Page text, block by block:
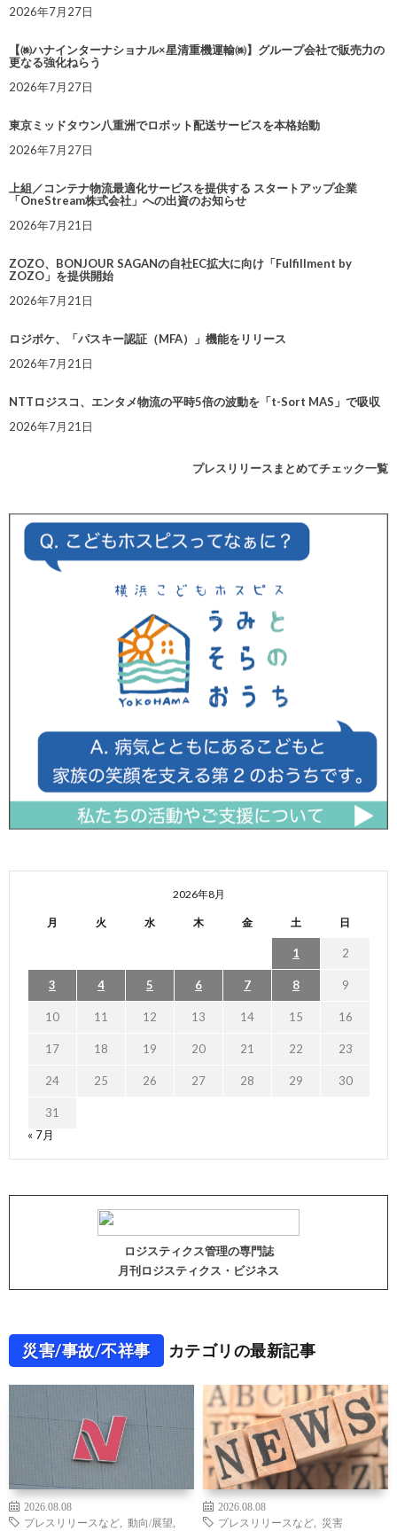
2026年7月27日
【㈱ハナインターナショナル×星清重機運輸㈱】グループ会社で販売力の
更なる強化ねらう
2026年7月27日
東京ミッドタウン八重洲でロボット配送サービスを本格始動
2026年7月27日
上組／コンテナ物流最適化サービスを提供する スタートアップ企業
「OneStream株式会社」への出資のお知らせ
2026年7月21日
ZOZO、BONJOUR SAGANの自社EC拡大に向け「Fulfillment by
ZOZO」を提供開始
2026年7月21日
ロジポケ、「パスキー認証（MFA）」機能をリリース
2026年7月21日
NTTロジスコ、エンタメ物流の平時5倍の波動を「t-Sort MAS」で吸収
2026年7月21日
プレスリリースまとめてチェック一覧
2026年8月
月 火 水 木 金 土 日
1 2
3 4 5 6 7 8 9
10 11 12 13 14 15 16
17 18 19 20 21 22 23
24 25 26 27 28 29 30
31
« 7月
ロジスティクス管理の専門誌
月刊ロジスティクス・ビジネス
災害/事故/不祥事 カテゴリの最新記事
2026.08.08
プレスリリースなど
動向/展望
2026.08.08
プレスリリースなど
災害